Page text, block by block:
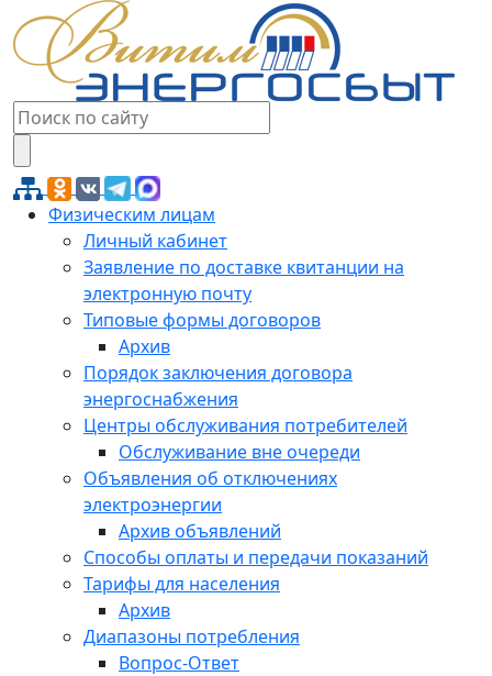
Физическим лицам
Личный кабинет
Заявление по доставке квитанции на
электронную почту
Типовые формы договоров
Архив
Порядок заключения договора
энергоснабжения
Центры обслуживания потребителей
Обслуживание вне очереди
Объявления об отключениях
электроэнергии
Архив объявлений
Способы оплаты и передачи показаний
Тарифы для населения
Архив
Диапазоны потребления
Вопрос-Ответ